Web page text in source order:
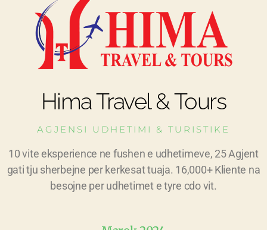
Hima Travel & Tours
AGJENSI UDHETIMI & TURISTIKE
10 vite eksperience ne fushen e udhetimeve, 25 Agjent
gati tju sherbejne per kerkesat tuaja. 16,000+ Kliente na
besojne per udhetimet e tyre cdo vit.